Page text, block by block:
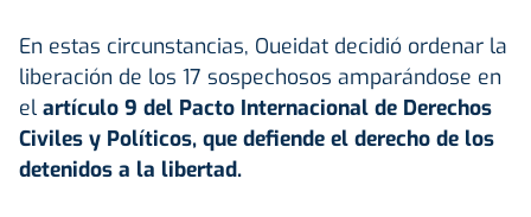
En estas circunstancias, Oueidat decidió ordenar la
liberación de los 17 sospechosos amparándose en
el artículo 9 del Pacto Internacional de Derechos
Civiles y Políticos, que defiende el derecho de los
detenidos a la libertad.